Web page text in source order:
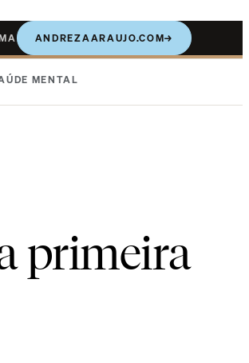
ANDREZAARAUJO.COM→
MENTAL
primeira